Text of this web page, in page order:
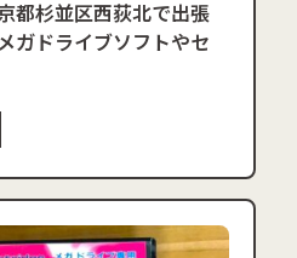
都杉並区西荻北で出張
ガドライブソフトやセ